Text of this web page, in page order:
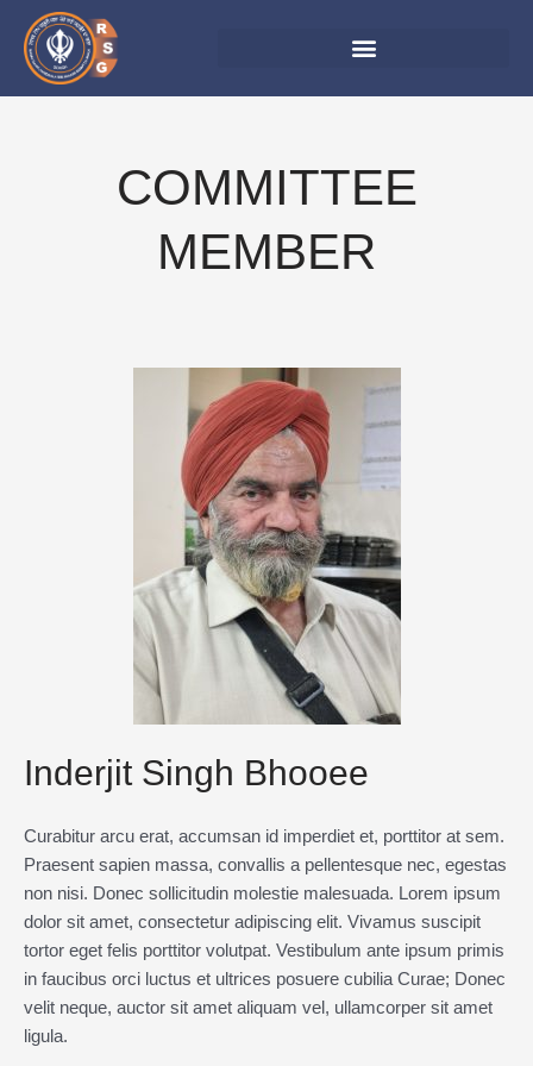
content
COMMITTEE
MEMBER
Inderjit Singh Bhooee
Curabitur arcu erat, accumsan id imperdiet et, porttitor at sem.
Praesent sapien massa, convallis a pellentesque nec, egestas
non nisi. Donec sollicitudin molestie malesuada. Lorem ipsum
dolor sit amet, consectetur adipiscing elit. Vivamus suscipit
tortor eget felis porttitor volutpat. Vestibulum ante ipsum primis
in faucibus orci luctus et ultrices posuere cubilia Curae; Donec
velit neque, auctor sit amet aliquam vel, ullamcorper sit amet
ligula.